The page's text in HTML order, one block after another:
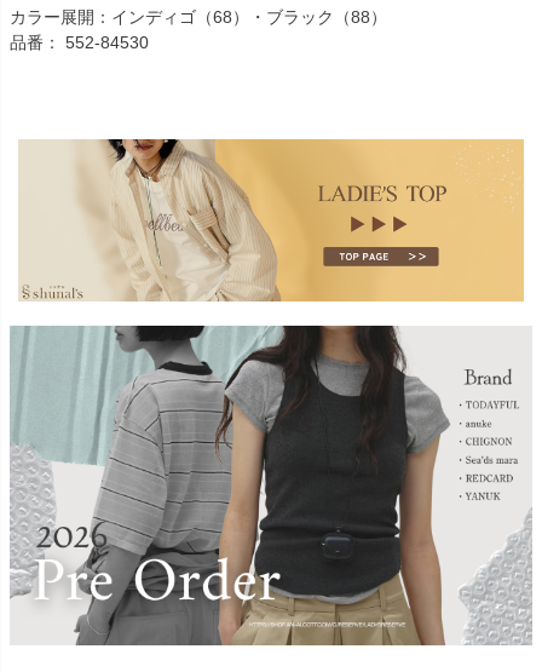
カラー展開：インディゴ（68）・ブラック（88）
品番： 552-84530